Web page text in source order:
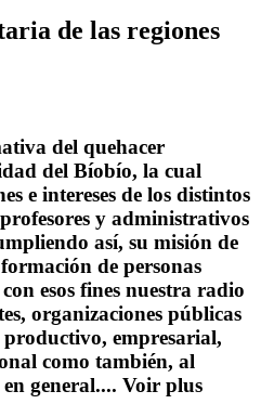
de las regiones
del quehacer
del Bíobío, la cual
e intereses de los distintos
y administrativos
así, su misión de
de personas
esos fines nuestra radio
organizaciones públicas
empresarial,
como también, al
general.... Voir plus